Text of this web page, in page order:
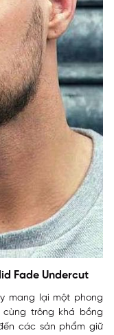
Fade Undercut
mang lại một phong
trông khá bồng
các sản phẩm giữ